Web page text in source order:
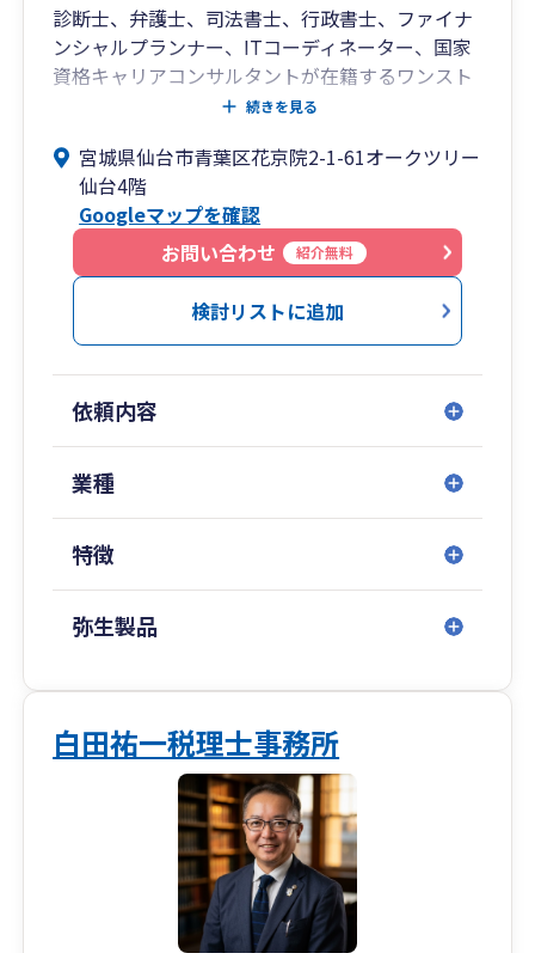
診断士、弁護士、司法書士、行政書士、ファイナ
ンシャルプランナー、ITコーディネーター、国家
資格キャリアコンサルタントが在籍するワンスト
ップサービス事務所です。通常の税務・会計・給
給与・勤怠・請求・支払など一連の導入支援や業
務効率化コンサルティング、各種公的支援(補助
金、助成金、支援金、資金調達など)を着手金なし
の成功報酬後払い方式で支援しており、補助金を
使いながらテレワークでバックオフィス業務が可
能になったと多くのお客様にご満足頂いておりま
す。公的支援のみの単発のご依頼も歓迎です。
りやzoomなどテレビ電話でのお打ち合わせ、
Dropboxを活用したクラウドでの資料のやりとり
を行うことが増えております。必要に応じて来所
がほとんどになっています。
起業・創業の支援にも力を入れており、会社設立
前から各種公的支援の受給を想定しつ一連のサー
必要が出てくるところ、そのような必要もなく、
一面からだけではない、会社全体のことを考えた
ご提案が可能という強みがあります。
また、補助金･助成金等の公的支援にも力を入れ
ており、着手金なしの成功報酬後払い制で支援を
行っております。顧問契約がなくても単発業務と
してご支援可能です。
https://www.united-advisers.com/shiennavi/
続きを見る
宮城県仙台市青葉区花京院2-1-61オークツリー
仙台4階
Googleマップを確認
お問い合わせ
紹介無料
検討リストに追加
依頼内容
業種
特徴
弥生製品
白田祐一税理士事務所